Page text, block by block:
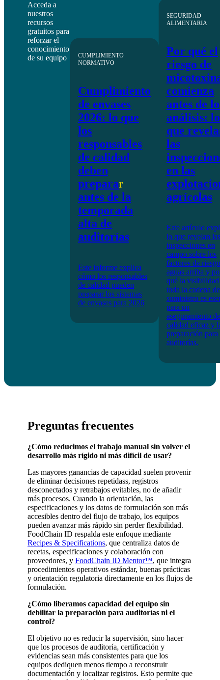
Acceda a
nuestros
recursos
gratuitos para
reforzar el
conocimiento
de su equipo
CUMPLIMIENTO
NORMATIVO
Cumplimiento
de envases
2026: lo que
los
responsables
de calidad
deben
preparar
antes de la
temporada
alta de
auditorías
Este informe explica
cómo los responsables
de calidad pueden
preparar los sistemas
de envases para 2026
SEGURIDAD
ALIMENTARIA
Por qué el
riesgo de
comienza
antes de
análisis: lo
que
las
en las
agrícolas
Este artículo
lo que revelan las
inspecciones en
campo sobre los
factores de riesgo
aguas arriba y
qué la visibilidad
toda la cadena de
suministro es
para un
aseguramiento
calidad eficaz y
preparación para
auditorías.
Preguntas frecuentes
¿Cómo reducimos el trabajo manual sin volver el
desarrollo más rígido ni más difícil de usar?
Las mayores ganancias de capacidad suelen provenir
de eliminar decisiones repetidass, registros
desconectados y retrabajos evitables, no de añadir
más procesos. Cuando la orientación, las
especificaciones y los datos de formulación son más
accesibles dentro del flujo de trabajo, los equipos
pueden avanzar más rápido sin perder flexibilidad.
FoodChain ID respalda este enfoque mediante
Recipes & Specifications, que centraliza datos de
recetas, especificaciones y colaboración con
proveedores, y FoodChain ID Mentor™, que integra
procedimientos operativos estándar, buenas prácticas
y orientación regulatoria directamente en los flujos de
formulación.
¿Cómo liberamos capacidad del equipo sin
debilitar la preparación para auditorías ni el
control?
El objetivo no es reducir la supervisión, sino hacer
que los procesos de auditoría, certificación y
evidencias sean más consistentes para que los
equipos dediquen menos tiempo a reconstruir
documentación y localizar registros. Esto permite que